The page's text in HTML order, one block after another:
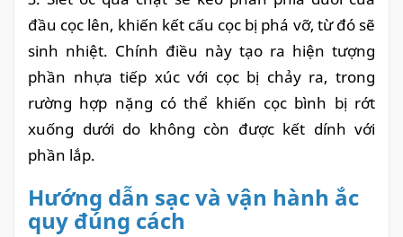
đầu cọc lên, khiến kết cấu cọc bị phá vỡ, từ đó sẽ
sinh nhiệt. Chính điều này tạo ra hiện tượng
phần nhựa tiếp xúc với cọc bị chảy ra, trong
rường hợp nặng có thể khiến cọc bình bị rớt
xuống dưới do không còn được kết dính với
phần lắp.
Hướng dẫn sạc và vận hành ắc
quy đúng cách